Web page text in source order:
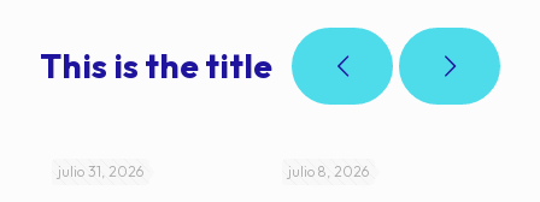
This is the title
julio 31, 2026 julio 8, 2026